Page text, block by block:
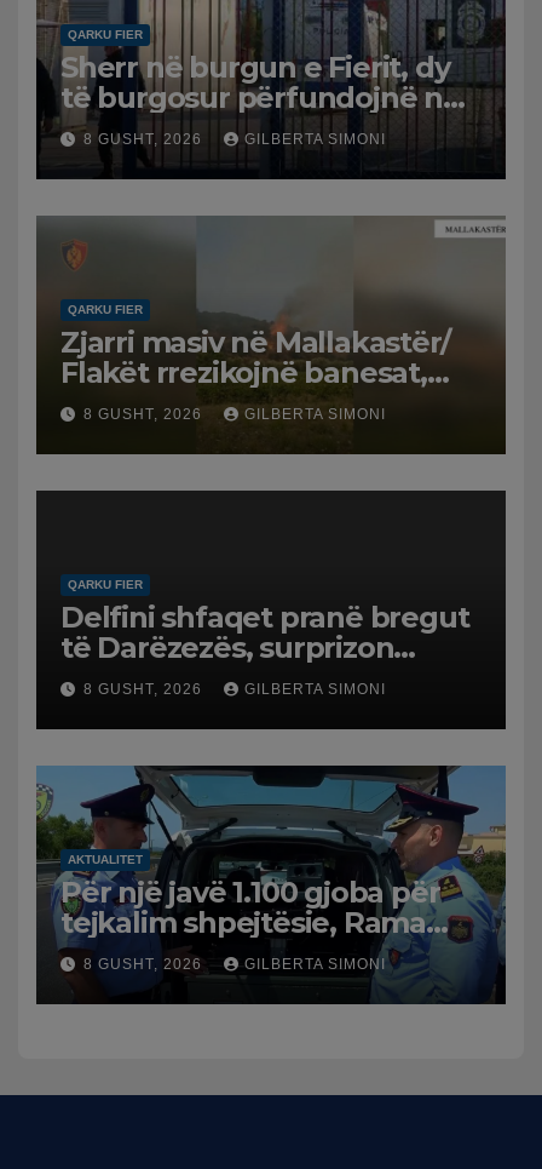
QARKU FIER
Sherr në burgun e Fierit, dy
të burgosur përfundojnë në
spital
8 GUSHT, 2026 GILBERTA SIMONI
QARKU FIER
Zjarri masiv në Mallakastër/
Flakët rrezikojnë banesat,
Policia evakuon disa familje
në Koilac
8 GUSHT, 2026 GILBERTA SIMONI
QARKU FIER
Delfini shfaqet pranë bregut
të Darëzezës, surprizon
pushuesit dhe banorët
8 GUSHT, 2026 GILBERTA SIMONI
AKTUALITET
Për një javë 1.100 gjoba për
tejkalim shpejtësie, Rama
publikon videon: Kamerat e
trafikut së shpejti në
funksion
8 GUSHT, 2026 GILBERTA SIMONI